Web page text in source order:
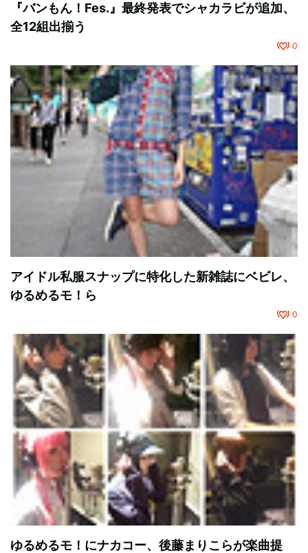
『バンもん！Fes.』最終発表でシャカラビが追加、
全12組出揃う
0
アイドル私服スナップに特化した新雑誌にベビレ、
ゆるめるモ！ら
0
ゆるめるモ！にナカコー、後藤まりこらが楽曲提